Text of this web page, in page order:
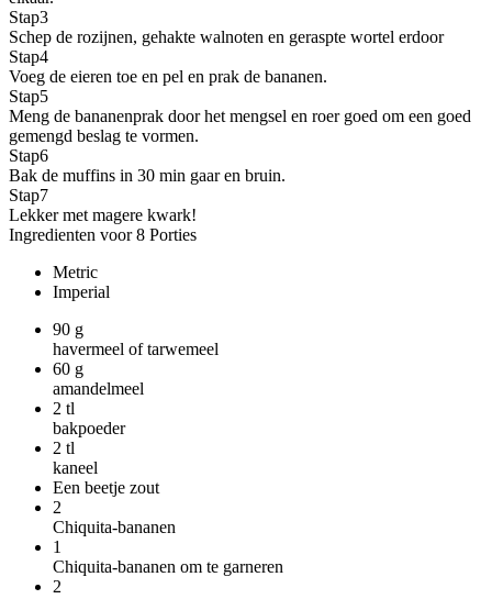
Stap3
Schep de rozijnen, gehakte walnoten en geraspte wortel erdoor
Stap4
Voeg de eieren toe en pel en prak de bananen.
Stap5
Meng de bananenprak door het mengsel en roer goed om een goed
gemengd beslag te vormen.
Stap6
Bak de muffins in 30 min gaar en bruin.
Stap7
Lekker met magere kwark!
Ingredienten voor 8 Porties
Metric
Imperial
90 g
havermeel of tarwemeel
60 g
amandelmeel
2 tl
bakpoeder
2 tl
kaneel
Een beetje zout
2
Chiquita-bananen
1
Chiquita-bananen om te garneren
2